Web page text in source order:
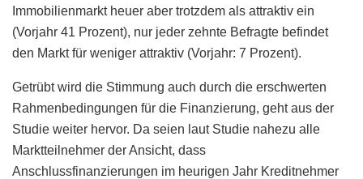
Immobilienmarkt heuer aber trotzdem als attraktiv ein
(Vorjahr 41 Prozent), nur jeder zehnte Befragte befindet
den Markt für weniger attraktiv (Vorjahr: 7 Prozent).
Getrübt wird die Stimmung auch durch die erschwerten
Rahmenbedingungen für die Finanzierung, geht aus der
Studie weiter hervor. Da seien laut Studie nahezu alle
Marktteilnehmer der Ansicht, dass
Anschlussfinanzierungen im heurigen Jahr Kreditnehmer